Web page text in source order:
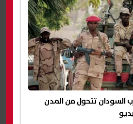
السودان تتحول من المدن